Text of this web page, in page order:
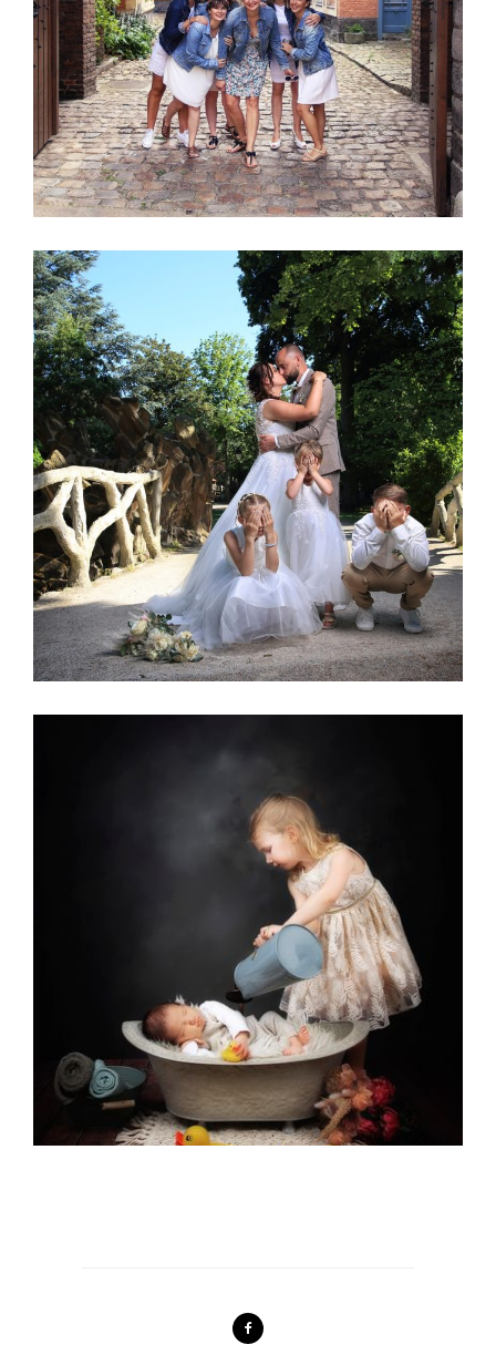
GALERIE
MARIAGE
GALERIE
NAISSANCE
GALERIE